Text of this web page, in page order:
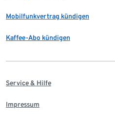
Mobilfunkvertrag kündigen
Kaffee-Abo kündigen
Service & Hilfe
Impressum